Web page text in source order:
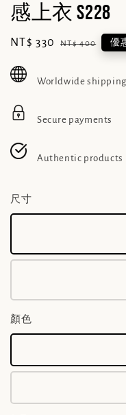
感上衣 S228
Sale
NT$ 330 Regular
NT$ 400 優
Worldwide shipping
Secure payments
Authentic products
尺寸
顏色